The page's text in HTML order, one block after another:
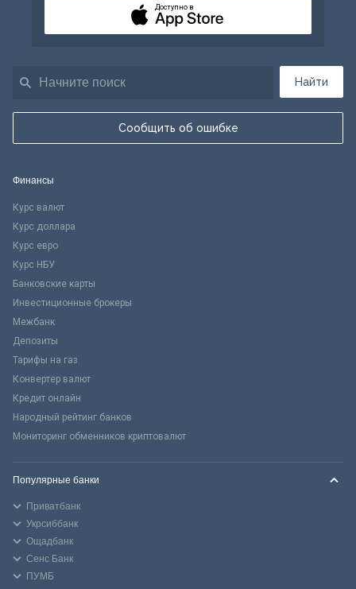
Найти
Сообщить об ошибке
Доступно в
Финансы
Курс валют
Курс доллара
Курс евро
Курс НБУ
Банковские карты
Инвестиционные брокеры
Межбанк
Депозиты
Тарифы на газ
Конвертер валют
Кредит онлайн
Народный рейтинг банков
Мониторинг обменников криптовалют
Популярные банки
Приватбанк
Укрсиббанк
Ощадбанк
Сенс Банк
ПУМБ